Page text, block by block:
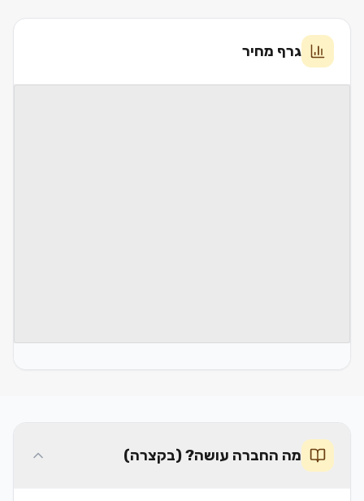
גרף מחיר
מה החברה עושה? (בקצרה)